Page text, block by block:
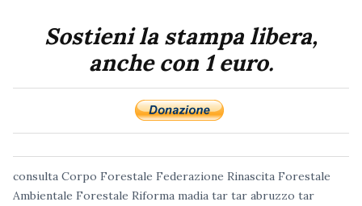
Sostieni la stampa libera,
anche con 1 euro.
consulta Corpo Forestale Federazione Rinascita Forestale
Ambientale Forestale Riforma madia tar tar abruzzo tar